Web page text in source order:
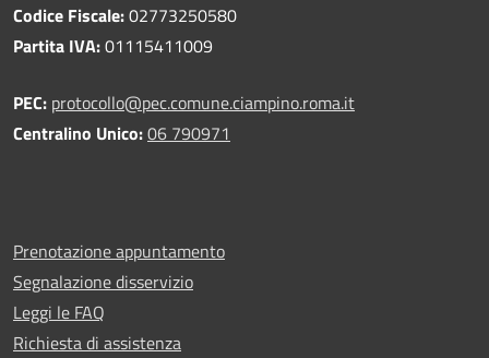
Codice Fiscale:02773250580
Partita IVA:01115411009
PEC: protocollo@pec.comune.ciampino.roma.it
Centralino Unico:06 790971
Prenotazione appuntamento
Segnalazione disservizio
Leggi le FAQ
Richiesta di assistenza